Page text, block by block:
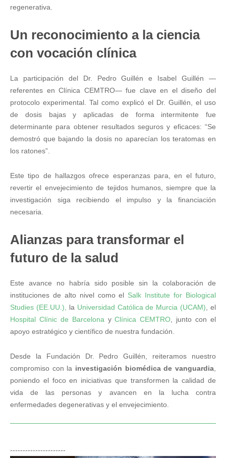
regenerativa.
Un reconocimiento a la ciencia
con vocación clínica
La participación del Dr. Pedro Guillén e Isabel Guillén —
referentes en Clínica CEMTRO— fue clave en el diseño del
protocolo experimental. Tal como explicó el Dr. Guillén, el uso
de dosis bajas y aplicadas de forma intermitente fue
determinante para obtener resultados seguros y eficaces: “Se
demostró que bajando la dosis no aparecían los teratomas en
los ratones”.
Este tipo de hallazgos ofrece esperanzas para, en el futuro,
revertir el envejecimiento de tejidos humanos, siempre que la
investigación siga recibiendo el impulso y la financiación
necesaria.
Alianzas para transformar el
futuro de la salud
Este avance no habría sido posible sin la colaboración de
instituciones de alto nivel como el Salk Institute for Biological
Studies (EE.UU.),
la Universidad Católica de Murcia (UCAM) , el
Hospital Clínic de Barcelona yClínica CEMTRO , junto con el
apoyo estratégico y científico de nuestra fundación.
Desde la Fundación Dr. Pedro Guillén, reiteramos nuestro
compromiso con la investigación biomédica de vanguardia
poniendo el foco en iniciativas que transformen la calidad de
vida de las personas y avancen en la lucha contra
enfermedades degenerativas y el envejecimiento.
----------------------